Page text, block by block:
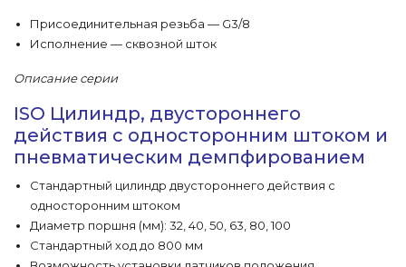
Присоединительная резьба — G3/8
Исполнение — сквозной шток
Описание серии
ISO Цилиндр, двустороннего
действия с односторонним штоком и
пневматическим демпфированием
Стандартный цилиндр двустороннего действия с
односторонним штоком
Диаметр поршня (мм): 32, 40, 50, 63, 80, 100
Стандартный ход до 800 мм